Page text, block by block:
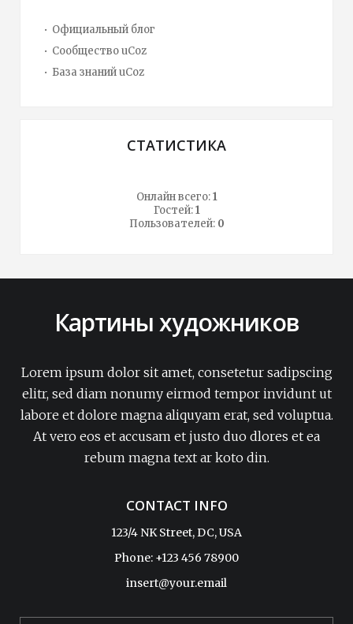
Официальный блог
Сообщество uCoz
База знаний uCoz
СТАТИСТИКА
Онлайн всего:1
Гостей:1
Пользователей: 0
Картины художников
Lorem ipsum dolor sit amet, consetetur sadipscing
elitr, sed diam nonumy eirmod tempor invidunt ut
labore et dolore magna aliquyam erat, sed voluptua.
At vero eos et accusam et justo duo dlores et ea
rebum magna text ar koto din.
CONTACT INFO
123/4 NK Street, DC, USA
Phone: +123 456 78900
insert@your.email